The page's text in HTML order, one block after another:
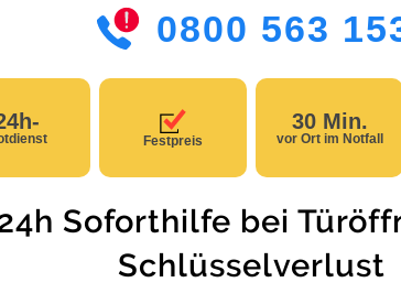
0800 563
Festpreis
30 Min.
vor Ort im Notfall
Soforthilfe bei
Schlüsselverlust